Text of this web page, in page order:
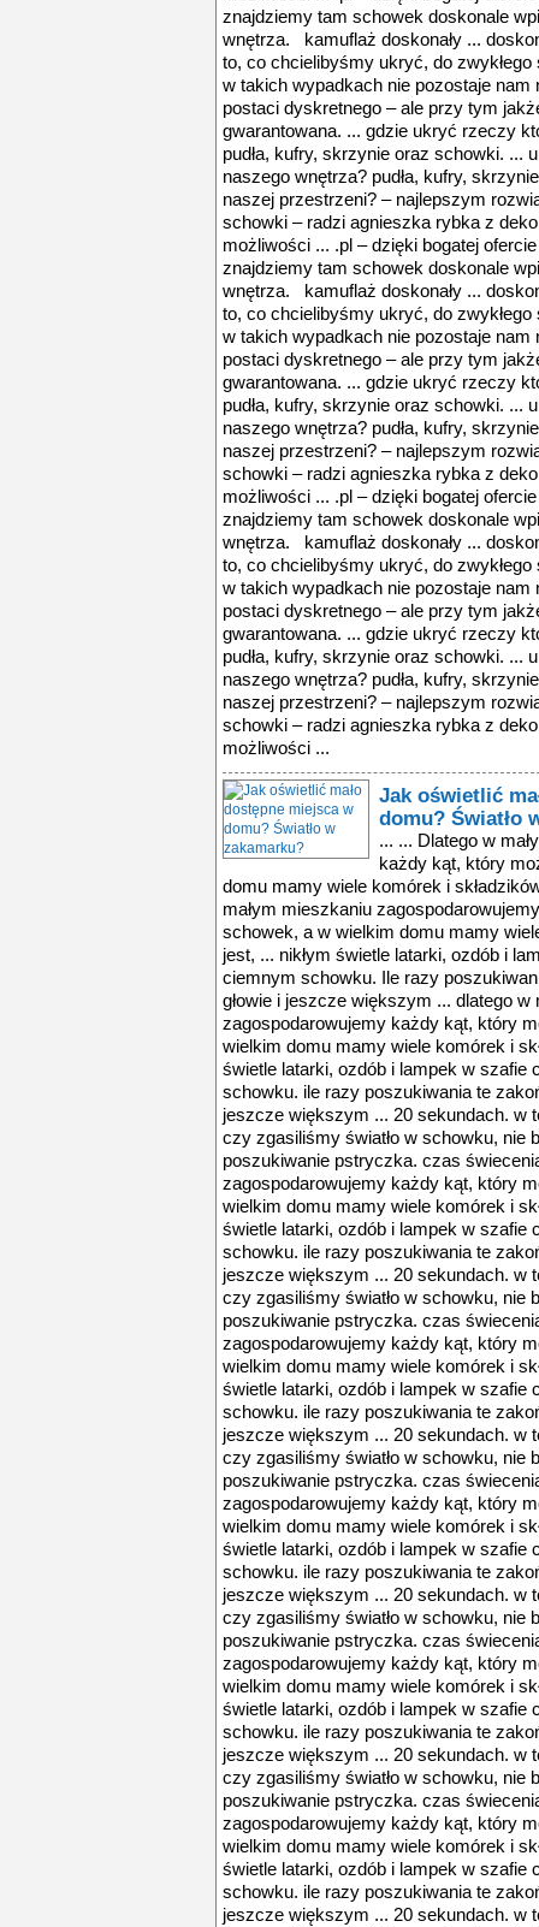
znajdziemy tam schowek doskonale
wnętrza. kamuflaż doskonały ...
to, co chcielibyśmy ukryć, do
w takich wypadkach nie pozostaje
postaci dyskretnego – ale przy tym
gwarantowana. ... gdzie ukryć rzeczy
pudła, kufry, skrzynie oraz schowki. ...
naszego wnętrza? pudła, kufry,
naszej przestrzeni? – najlepszym
schowki – radzi agnieszka rybka z
możliwości ... .pl – dzięki bogatej
znajdziemy tam schowek doskonale
wnętrza. kamuflaż doskonały ...
to, co chcielibyśmy ukryć, do
w takich wypadkach nie pozostaje
postaci dyskretnego – ale przy tym
gwarantowana. ... gdzie ukryć rzeczy
pudła, kufry, skrzynie oraz schowki. ...
naszego wnętrza? pudła, kufry,
naszej przestrzeni? – najlepszym
schowki – radzi agnieszka rybka z
możliwości ... .pl – dzięki bogatej
znajdziemy tam schowek doskonale
wnętrza. kamuflaż doskonały ...
to, co chcielibyśmy ukryć, do
w takich wypadkach nie pozostaje
postaci dyskretnego – ale przy tym
gwarantowana. ... gdzie ukryć rzeczy
pudła, kufry, skrzynie oraz schowki. ...
naszego wnętrza? pudła, kufry,
naszej przestrzeni? – najlepszym
schowki – radzi agnieszka rybka z
możliwości ...
Jak oświetlić
domu? Światło
... ... Dlatego w
każdy kąt, który
domu mamy wiele komórek i
małym mieszkaniu
schowek, a w wielkim domu mamy
jest, ... nikłym świetle latarki, ozdób i
ciemnym schowku. Ile razy
głowie i jeszcze większym ... dlatego w
zagospodarowujemy każdy kąt, który
wielkim domu mamy wiele komórek i
świetle latarki, ozdób i lampek w
schowku. ile razy poszukiwania te
jeszcze większym ... 20 sekundach. w
czy zgasiliśmy światło w schowku, nie
poszukiwanie pstryczka. czas
zagospodarowujemy każdy kąt, który
wielkim domu mamy wiele komórek i
świetle latarki, ozdób i lampek w
schowku. ile razy poszukiwania te
jeszcze większym ... 20 sekundach. w
czy zgasiliśmy światło w schowku, nie
poszukiwanie pstryczka. czas
zagospodarowujemy każdy kąt, który
wielkim domu mamy wiele komórek i
świetle latarki, ozdób i lampek w
schowku. ile razy poszukiwania te
jeszcze większym ... 20 sekundach. w
czy zgasiliśmy światło w schowku, nie
poszukiwanie pstryczka. czas
zagospodarowujemy każdy kąt, który
wielkim domu mamy wiele komórek i
świetle latarki, ozdób i lampek w
schowku. ile razy poszukiwania te
jeszcze większym ... 20 sekundach. w
czy zgasiliśmy światło w schowku, nie
poszukiwanie pstryczka. czas
zagospodarowujemy każdy kąt, który
wielkim domu mamy wiele komórek i
świetle latarki, ozdób i lampek w
schowku. ile razy poszukiwania te
jeszcze większym ... 20 sekundach. w
czy zgasiliśmy światło w schowku, nie
poszukiwanie pstryczka. czas
zagospodarowujemy każdy kąt, który
wielkim domu mamy wiele komórek i
świetle latarki, ozdób i lampek w
schowku. ile razy poszukiwania te
jeszcze większym ... 20 sekundach. w